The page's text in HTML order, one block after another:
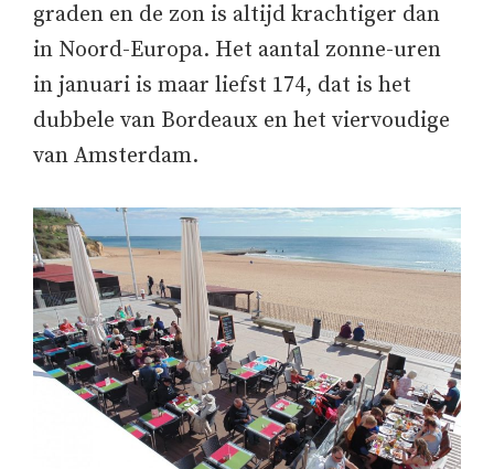
graden en de zon is altijd krachtiger dan
in Noord-Europa. Het aantal zonne-uren
in januari is maar liefst 174, dat is het
dubbele van Bordeaux en het viervoudige
van Amsterdam.